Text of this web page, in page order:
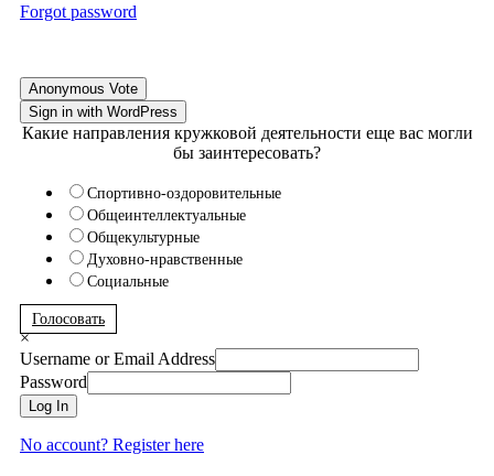
Forgot password
Anonymous Vote
Sign in with WordPress
Какие направления кружковой деятельности еще вас могли
бы заинтересовать?
Спортивно-оздоровительные
Общеинтеллектуальные
Общекультурные
Духовно-нравственные
Социальные
Голосовать
×
Username or Email Address
Password
Log In
No account? Register here